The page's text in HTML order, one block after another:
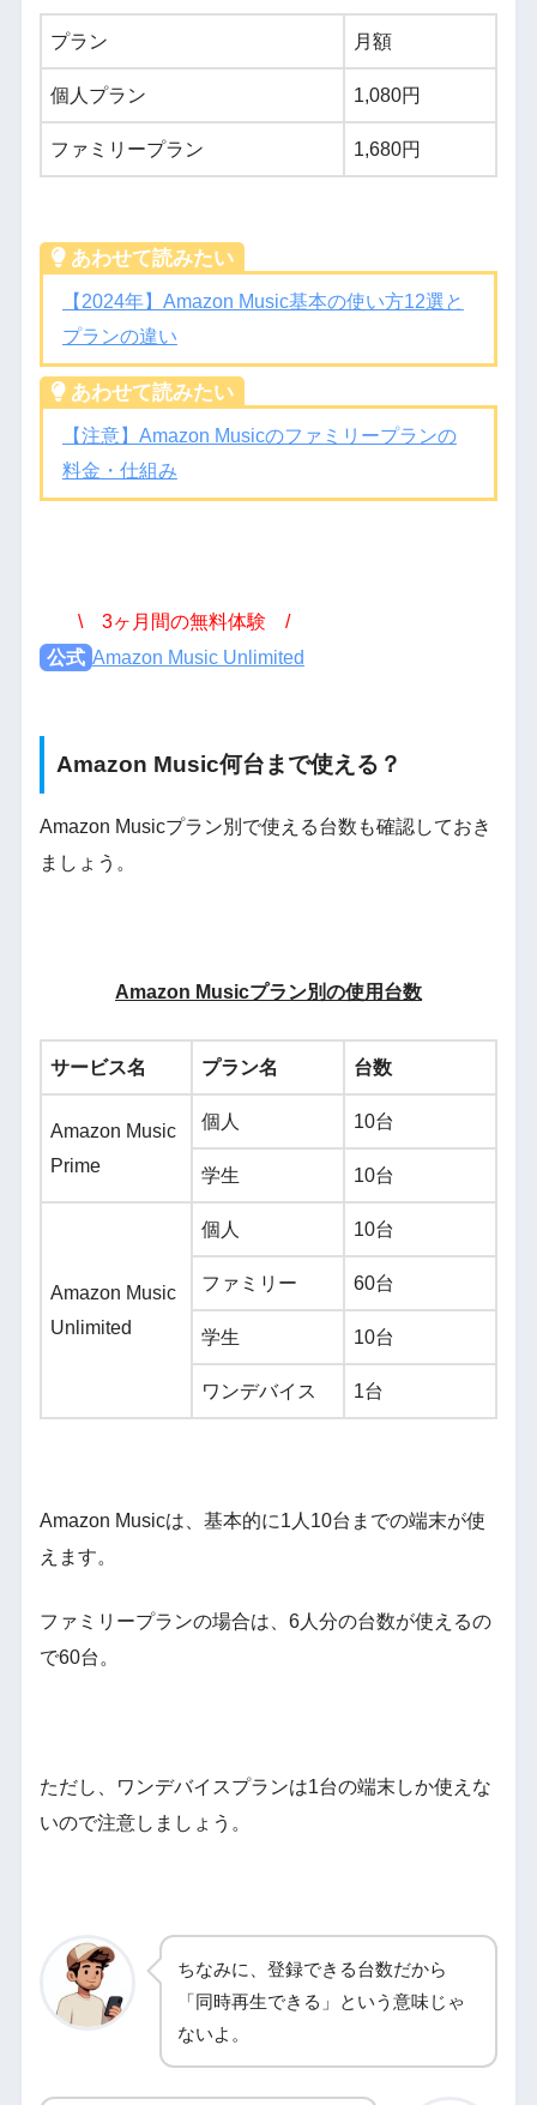
プラン 月額
個人プラン 1,080円
ファミリープラン 1,680円
あわせて読みたい
【2024年】Amazon Music基本の使い方12選と
プランの違い
あわせて読みたい
【注意】Amazon Musicのファミリープランの
料金・仕組み
\ 3ヶ月間の無料体験 /
公式 Amazon Music Unlimited
Amazon Music何台まで使える？
Amazon Musicプラン別で使える台数も確認しておき
ましょう。
Amazon Musicプラン別の使用台数
サービス名 プラン名 台数
Amazon Music
Prime
個人 10台
学生 10台
Amazon Music
Unlimited
個人 10台
ファミリー 60台
学生 10台
ワンデバイス 1台
Amazon Musicは、基本的に1人10台までの端末が使
えます。
ファミリープランの場合は、6人分の台数が使えるの
で60台。
ただし、ワンデバイスプランは1台の端末しか使えな
いので注意しましょう。
ちなみに、登録できる台数だから
「同時再生できる」という意味じゃ
ないよ。